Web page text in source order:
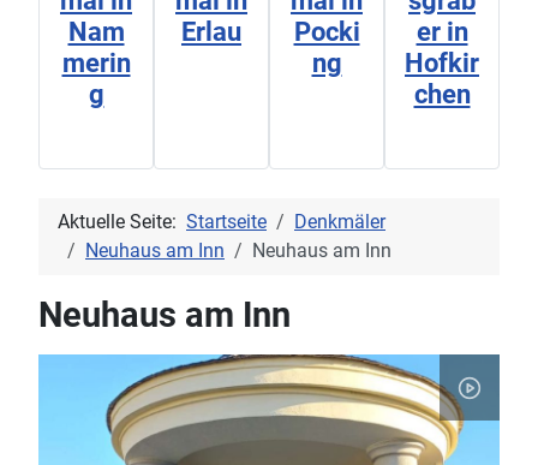
Nam
merin
g
Erlau
Pocki
ng
er in
Hofkir
chen
Aktuelle Seite: Startseite
Denkmäler
Neuhaus am Inn
Neuhaus am Inn
Neuhaus am Inn